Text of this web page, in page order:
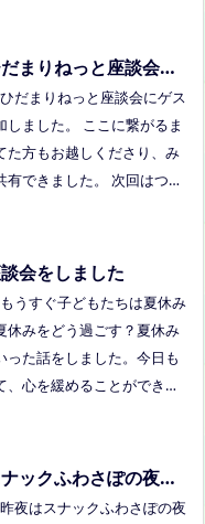
生以上500円、小学生200
込みはこちらから https://f
●ひだまりねっと座
カーで参加します) 場所：
1） 日時：令和8年8月
8月22日(土)16:00〜20:00
AIZ(倉敷市玉島阿賀崎2-3-55)
あり、食べ物ありの多世代
まりねっと座談会に
だまりねっと座談会にゲス
しました。 ここに繋がるま
た方もお越しくださり、み
できました。 次回はつむ
会をしました
もうすぐ子どもたちは夏休み
休みをどう過ごす？夏休み
た話をしました。今日も
心を緩めることができま
ックふわさぽの夜の
夜はスナックふわさぽの夜